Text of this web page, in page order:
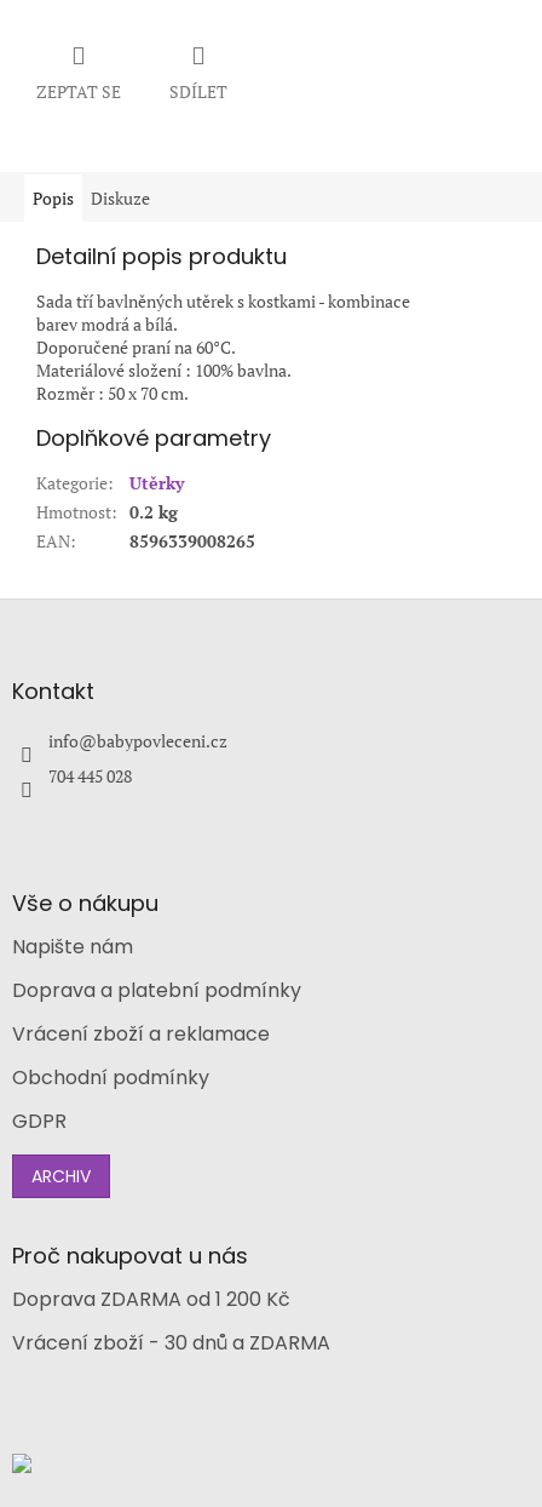
ZEPTAT SE SDÍLET
Popis Diskuze
Detailní popis produktu
Sada tří bavlněných utěrek s kostkami - kombinace
barev modrá a bílá.
Doporučené praní na 60°C.
Materiálové složení : 100% bavlna.
Rozměr : 50 x 70 cm.
Doplňkové parametry
Kategorie:
Utěrky
Hmotnost: 0.2 kg
EAN: 8596339008265
aKontakt
info@babypovleceni.cz
704 445 028
Vše o nákupu
Napište nám
Doprava a platební podmínky
Vrácení zboží a reklamace
Obchodní podmínky
GDPR
ARCHIV
Proč nakupovat u nás
Doprava ZDARMA od 1 200 Kč
Vrácení zboží - 30 dnů a ZDARMA